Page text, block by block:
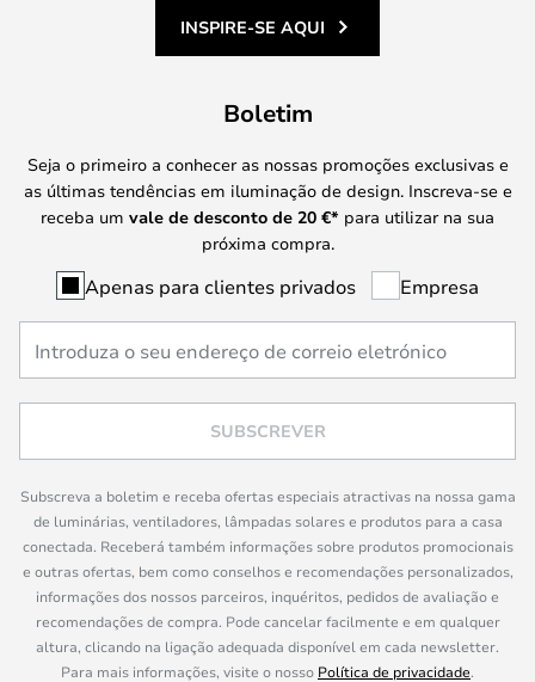
INSPIRE-SE AQUI
Boletim
Seja o primeiro a conhecer as nossas promoções exclusivas e
as últimas tendências em iluminação de design. Inscreva-se e
receba um vale de desconto de 20 €* para utilizar na sua
próxima compra.
Apenas para clientes privados Empresa
SUBSCREVER
Subscreva a boletim e receba ofertas especiais atractivas na nossa gama
de luminárias, ventiladores, lâmpadas solares e produtos para a casa
conectada. Receberá também informações sobre produtos promocionais
e outras ofertas, bem como conselhos e recomendações personalizados,
informações dos nossos parceiros, inquéritos, pedidos de avaliação e
recomendações de compra. Pode cancelar facilmente e em qualquer
altura, clicando na ligação adequada disponível em cada newsletter.
Para mais informações, visite o nosso Política de privacidade.